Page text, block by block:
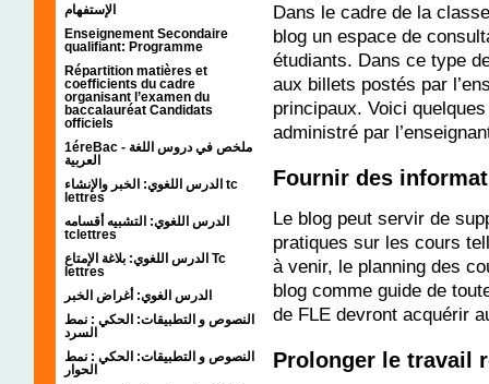
الإستفهام
Enseignement Secondaire
qualifiant: Programme
Répartition matières et
coefficients du cadre
organisant l’examen du
baccalauréat Candidats
officiels
1éreBac - ملخص في دروس اللغة
العربية
الدرس اللغوي: الخبر والإنشاء tc
lettres
الدرس اللغوي: التشبيه أقسامه
tclettres
الدرس اللغوي: بلاغة الإمتاع Tc
lettres
الدرس الغوي: أغراض الخبر
النصوص و التطبيقات: الحكي : نمط
السرد
النصوص و التطبيقات: الحكي : نمط
الحوار
Dans le cadre de la
blog un espace de
étudiants. Dans ce type
aux billets postés par
principaux. Voici
administré par
Fournir des
Le blog peut servir de
pratiques sur les cours
à venir, le planning des
blog comme guide de
de FLE devront acquérir
Prolonger le travail